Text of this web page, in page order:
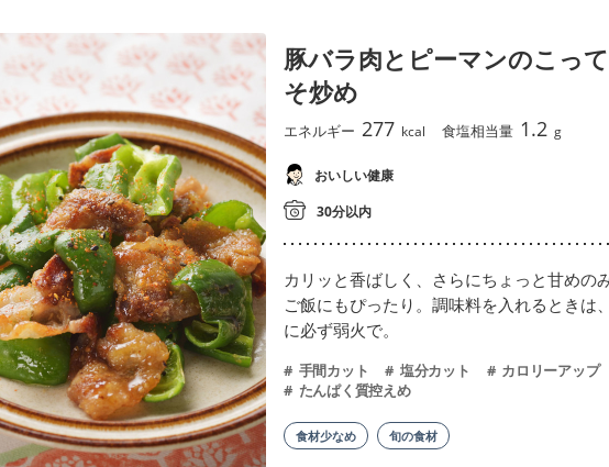
豚バラ肉とピーマンのこっ
そ炒め
エネルギー 277 kcal 食塩相当量 1.2 g
おいしい健康
30分以内
カリッと香ばしく、さらにちょっと甘めの
ご飯にもぴったり。調味料を入れるときは
に必ず弱火で。
手間カット 塩分カット
カロリーアップ
たんぱく質控えめ
食材少なめ 旬の食材